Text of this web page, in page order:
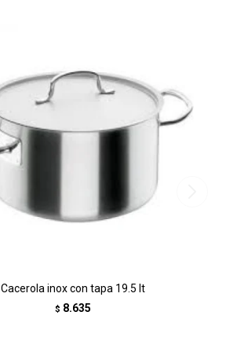
Cacerola inox con tapa 19.5 lt
$ 8.635